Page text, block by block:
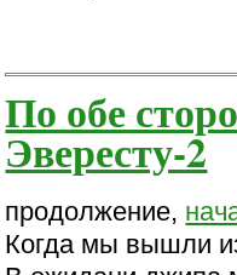
По обе
Эвересту-2
продолжение,
Когда мы вышли